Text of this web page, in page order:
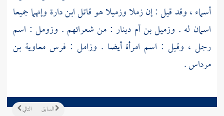
أسماء ، وقد قيل : إن زملا وزميلا هو قاتلابن دارة وإنهما جميعا
اسمان له . وزميل بن أم دينار : من شعرائهم . وزومل : اسم
رجل ، وقيل : اسم امرأة أيضا . وزامل : فرس معاوية بن
مرداس.
التالي السابق